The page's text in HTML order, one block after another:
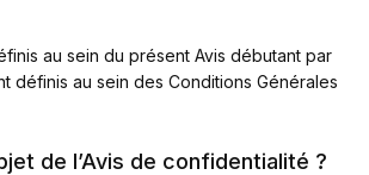
au sein du présent Avis débutant par
définis au sein des Conditions Générales
de l’Avis de confidentialité ?